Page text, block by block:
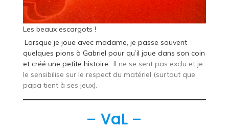
Les beaux escargots !
Lorsque je joue avec madame, je passe souvent
quelques pions à Gabriel pour qu’il joue dans son coin
et créé une petite histoire. Il ne se sent pas exclu et je
le sensibilise sur le respect du matériel (surtout que
papa tient à ses jeux).
–VaL –